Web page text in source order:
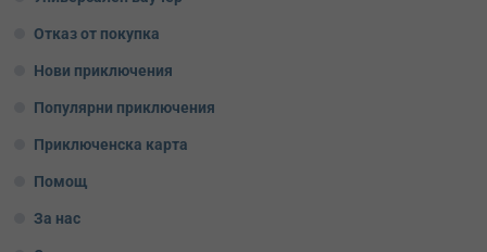
Отказ от покупка
Нови приключения
Популярни приключения
Приключенска карта
Помощ
За нас